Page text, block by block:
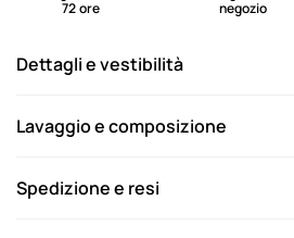
72 ore
negozio
Dettagli e vestibilità
Lavaggio e composizione
Spedizione e resi